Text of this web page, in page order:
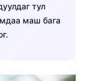
тул
маш бага